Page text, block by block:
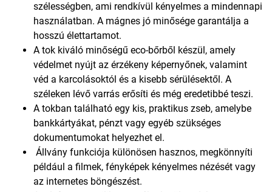
szélességben, ami rendkívül kényelmes a mindennapi
használatban. A mágnes jó minősége garantálja a
hosszú élettartamot.
A tok kiváló minőségű eco-bőrből készül, amely
védelmet nyújt az érzékeny képernyőnek, valamint
véd a karcolásoktól és a kisebb sérülésektől. A
széleken lévő varrás erősíti és még eredetibbé teszi.
A tokban található egy kis, praktikus zseb, amelybe
bankkártyákat, pénzt vagy egyéb szükséges
dokumentumokat helyezhet el.
Állvány funkciója különösen hasznos, megkönnyíti
például a filmek, fényképek kényelmes nézését vagy
az internetes böngészést.